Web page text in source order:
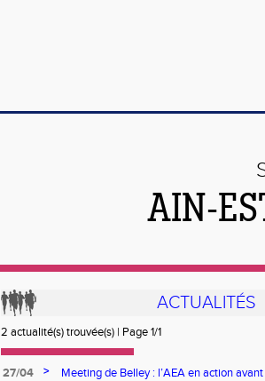
AIN-
ACTUALITÉS
2 actualité(s) trouvée(s) | Page 1/1
27/04 >
Meeting de Belley : l’AEA en action